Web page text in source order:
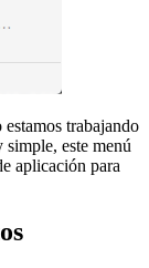
estamos trabajando
este menú
aplicación para